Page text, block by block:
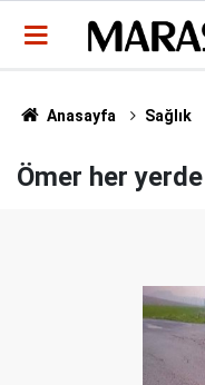
Anasayfa Sağlık
Ömer her